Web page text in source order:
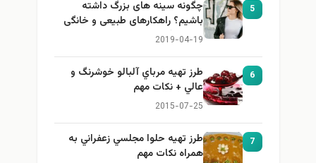
5
چگونه سینه های بزرگ داشته
باشیم؟ راهکارهای طبیعی و خانگی
برای بزرگ کردن سینه
2019-04-19
6
طرز تهيه مرباي آلبالو خوشرنگ و
عالي + نكات مهم
2015-07-25
7
طرز تهيه حلوا مجلسي زعفراني به
همراه نكات مهم